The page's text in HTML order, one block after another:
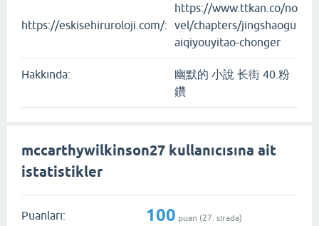
https://eskisehiruroloji.com/:
https://www.ttkan.co/no
vel/chapters/jingshaogu
aiqiyouyitao-chonger
Hakkında:
幽默的 小說 长街 40.粉
鑽
mccarthywilkinson27 kullanıcısına ait
istatistikler
Puanları: 100 puan (27 . sırada)